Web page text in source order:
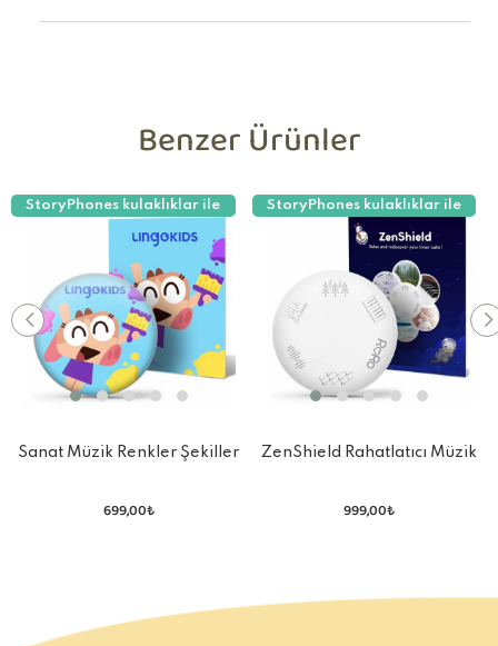
Benzer Ürünler
StoryPhones kulaklıklar ile
Sanat Müzik Renkler Şekiller
699,00₺
StoryPhones kulaklıklar ile
uyumludur!
ZenShield Rahatlatıcı Müzik
999,00₺